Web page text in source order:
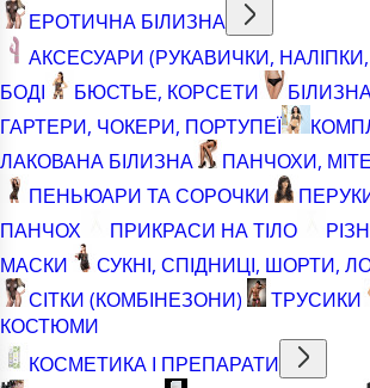
ЕРОТИЧНА БІЛИЗНА
АКСЕСУАРИ (РУКАВИЧКИ,
БОДІ
БЮСТЬЕ, КОРСЕТИ
ГАРТЕРИ, ЧОКЕРИ, ПОРТУПЕЇ
ЛАКОВАНА БІЛИЗНА
ПАНЧОХИ,
ПЕНЬЮАРИ ТА СОРОЧКИ
ПАНЧОХ
ПРИКРАСИ НА ТІЛО
МАСКИ
СУКНІ, СПІДНИЦІ, ШОРТИ,
СІТКИ (КОМБІНЕЗОНИ)
ТРУСИКИ
КОСТЮМИ
КОСМЕТИКА І ПРЕПАРАТИ